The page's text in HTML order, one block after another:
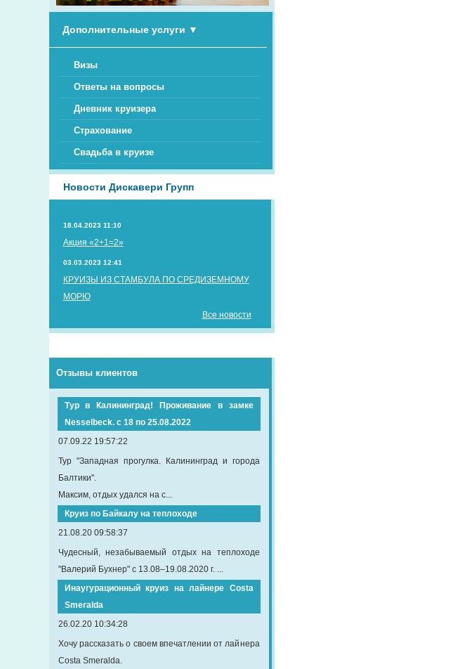
Дополнительные услуги ▼
Визы
Ответы на вопросы
Дневник круизера
Страхование
Свадьба в круизе
Новости Дискавери Групп
18.04.2023 11:10
Акция «2+1=2»
03.03.2023 12:41
КРУИЗЫ ИЗ СТАМБУЛА ПО СРЕДИЗЕМНОМУ
МОРЮ
Все новости
Отзывы клиентов
Тур в Калининград! Проживание в замке
Nesselbeck. с 18 по 25.08.2022
07.09.22 19:57:22
Тур "Западная прогулка. Калининград и города
Балтики".
Максим, отдых удался на с...
Круиз по Байкалу на теплоходе
21.08.20 09:58:37
Чудесный, незабываемый отдых на теплоходе
"Валерий Бухнер" с 13.08–19.08.2020 г. ...
Инаугурационный круиз на лайнере Сosta
Smeralda
26.02.20 10:34:28
Хочу рассказать о своем впечатлении от лайнера
Costa Smeralda.